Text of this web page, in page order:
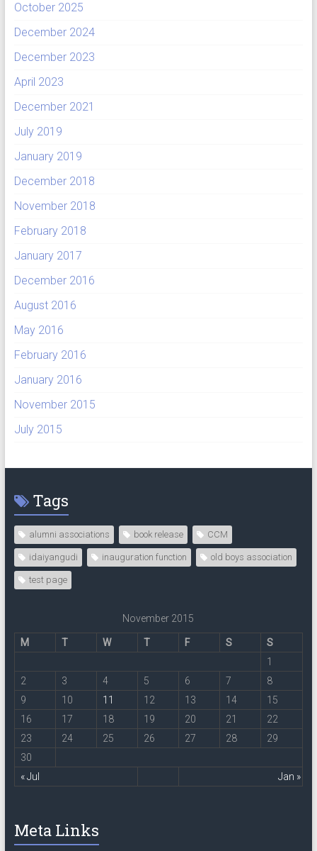
October 2025
December 2024
December 2023
April 2023
December 2021
July 2019
January 2019
December 2018
November 2018
February 2018
January 2017
December 2016
August 2016
May 2016
February 2016
January 2016
November 2015
July 2015
Tags
alumni associations book release CCM
idaiyangudi inauguration function old boys association
test page
November 2015
M T W T F S S
« Jul Jan »
1
2
3 4 5 6 7
8
9
10 11 12 13 14
15
16
17 18 19 20 21
22
23
24 25 26 27 28
29
30
Meta Links